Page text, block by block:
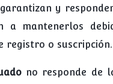
y
a mantenerlos
registro o suscripción.
no responde de